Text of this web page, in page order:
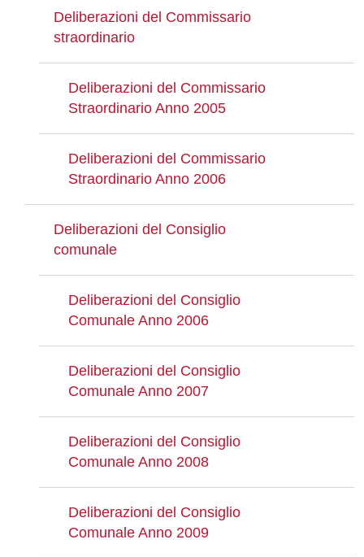
Deliberazioni del Commissario
straordinario
Deliberazioni del Commissario
Straordinario Anno 2005
Deliberazioni del Commissario
Straordinario Anno 2006
Deliberazioni del Consiglio
comunale
Deliberazioni del Consiglio
Comunale Anno 2006
Deliberazioni del Consiglio
Comunale Anno 2007
Deliberazioni del Consiglio
Comunale Anno 2008
Deliberazioni del Consiglio
Comunale Anno 2009